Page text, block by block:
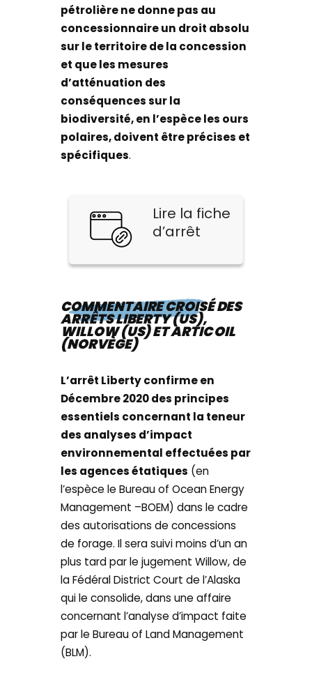
pétrolière ne donne pas au
concessionnaire un droit absolu
sur le territoire de la concession
et que les mesures
d’atténuation des
conséquences sur la
biodiversité, en l’espèce les ours
polaires, doivent être précises et
spécifiques.
Lire la fiche
d’arrêt
COMMENTAIRE CROISÉ DES
ARRÊTS LIBERTY (US),
WILLOW (US) ET ARTIC OIL
(NORVÈGE)
L’arrêt Liberty confirme en
Décembre 2020 des principes
essentiels concernant la teneur
des analyses d’impact
environnemental effectuées par
les agences étatiques (en
l’espèce le Bureau of Ocean Energy
Management –BOEM) dans le cadre
des autorisations de concessions
de forage. Il sera suivi moins d’un an
plus tard par le jugement Willow, de
la Fédéral District Court de l’Alaska
qui le consolide, dans une affaire
concernant l’analyse d’impact faite
par le Bureau of Land Management
(BLM).